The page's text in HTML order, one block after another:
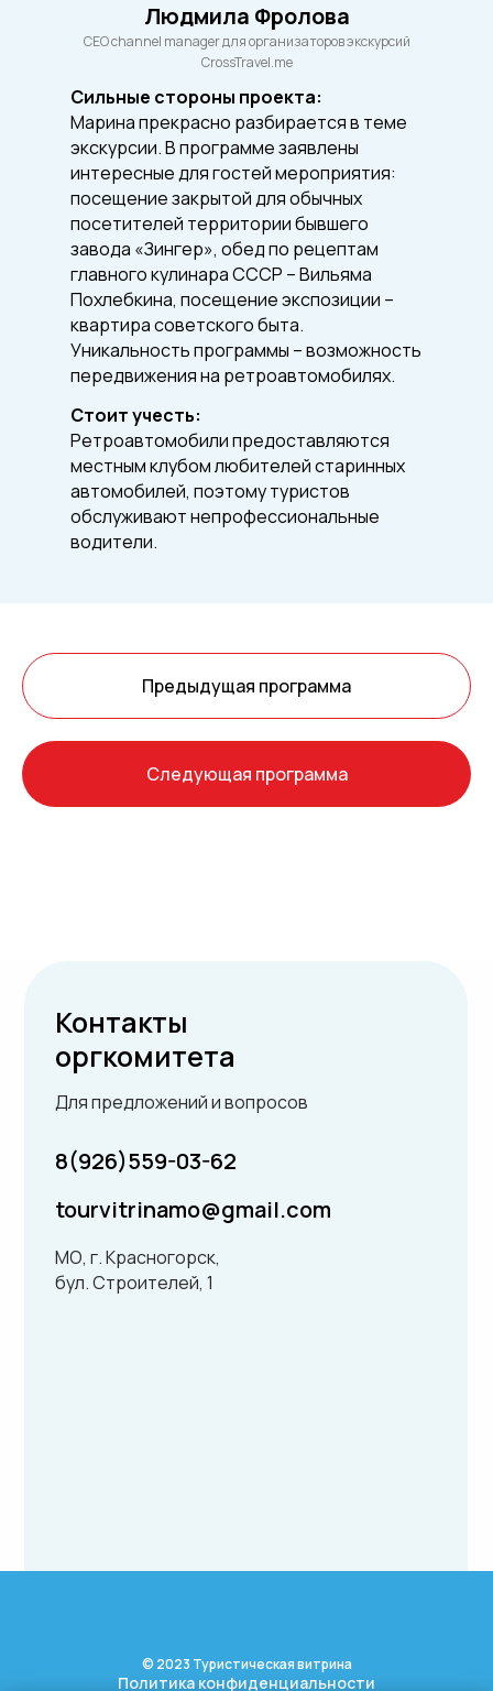
CEO channel manager для организаторов экскурсий
CrossTravel.me
Людмила Фролова
Сильные стороны проекта:
Марина прекрасно разбирается в теме
экскурсии. В программе заявлены
интересные для гостей мероприятия:
посещение закрытой для обычных
посетителей территории бывшего
завода «Зингер», обед по рецептам
главного кулинара СССР – Вильяма
Похлебкина, посещение экспозиции –
квартира советского быта.
Уникальность программы – возможность
передвижения на ретроавтомобилях.
Стоит учесть:
Ретроавтомобили предоставляются
местным клубом любителей старинных
автомобилей, поэтому туристов
обслуживают непрофессиональные
водители.
Предыдущая программа
Следующая программа
МО, г. Красногорск,
бул. Строителей, 1
Для предложений и вопросов
Контакты
оргкомитета
tourvitrinamo@gmail.com
8(926)559-03-62
© 2023 Туристическая витрина
Политика конфиденциальности